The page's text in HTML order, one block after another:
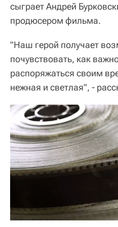
сыграет Андрей
продюсером фильма.
"Наш герой получает
почувствовать, как
распоряжаться своим
нежная и светлая", -